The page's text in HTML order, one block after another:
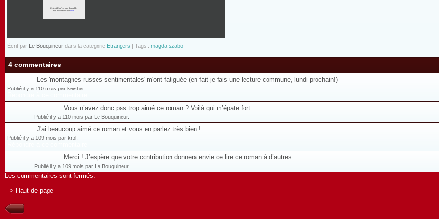
Écrit par Le Bouquineur dans la catégorie Etrangers | Tags : magda szabo
4 commentaires
Les 'montagnes russes sentimentales' m'ont fatiguée (en fait je fais une lecture commune, lundi prochain!)
Publié il y a 110 mois par keisha.
Vous n’avez donc pas trop aimé ce roman ? Voilà qui m’épate fort…
Publié il y a 110 mois par Le Bouquineur.
J'ai beaucoup aimé ce roman et vous en parlez très bien !
Publié il y a 109 mois par krol.
Merci ! J’espère que votre contribution donnera envie de lire ce roman à d’autres…
Publié il y a 109 mois par Le Bouquineur.
Les commentaires sont fermés.
> Haut de page